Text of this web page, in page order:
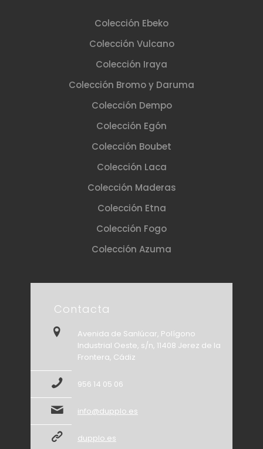
Colección Ebeko
Colección Vulcano
Colección Iraya
Colección Bromo y Daruma
Colección Dempo
Colección Egón
Colección Boubet
Colección Laca
Colección Maderas
Colección Etna
Colección Fogo
Colección Azuma
Contacta
Avenida de Sanlúcar, Polígono
Industrial Oeste, s/n, 11408 Jerez de la
Frontera, Cádiz
956 14 05 06
info@dupplo.es
dupplo.es